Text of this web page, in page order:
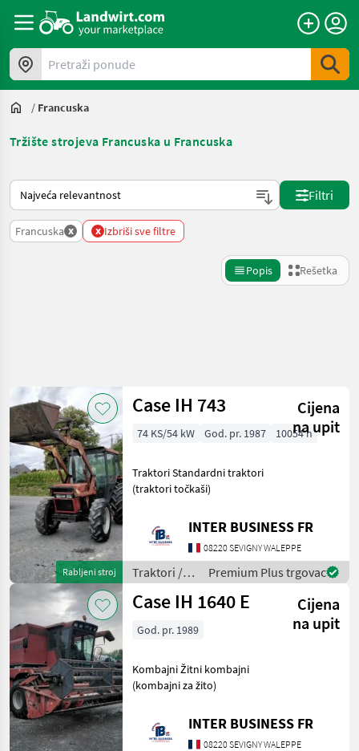
Pretraži ponude
/ Francuska
Tržište strojeva Francuska u Francuska
Tako se sortira na Landwirt.com
Filtri
Francuska x x Izbriši sve filtre
Popis Rešetka
Kategorija Država Filtri
ODABERITE
KATEGORIJU
Poljoprivredna tehnika
239
Izgradnja
230
Ostalo
21
Šumarstvo
Auto, kamion, moped
Općinska tehnologija
4
MARKE
Poništi
Prikaži
506
rezultata
Rabljeni stroj
Case IH 743
Cijena
na upit
74 KS/54 kW God. pr. 1987 10054 h
Traktori Standardni traktori
(traktori točkaši)
INTER BUSINESS FR
08220 SEVIGNY WALEPPE
Traktori /
Case IH
Premium Plus trgovac
Case IH 1640 E
Cijena
na upit
God. pr. 1989
Kombajni Žitni kombajni
(kombajni za žito)
INTER BUSINESS FR
08220 SEVIGNY WALEPPE